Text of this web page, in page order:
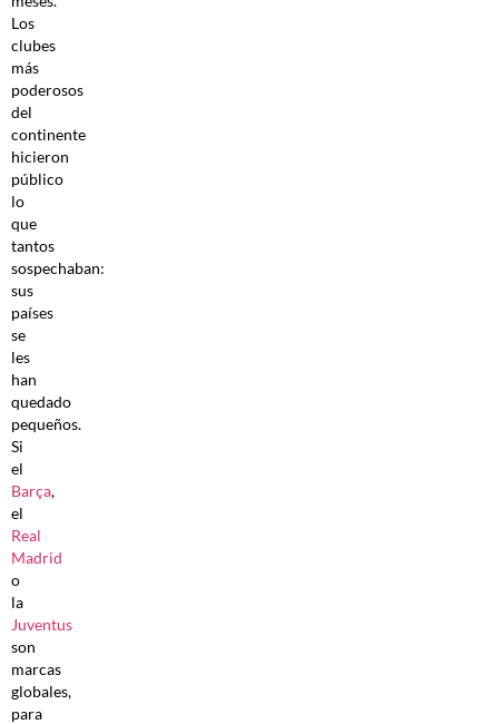
Los
clubes
más
poderosos
del
continente
hicieron
público
lo
que
tantos
sospechaban:
sus
países
se
les
han
quedado
pequeños.
Si
el
Barça,
el
Real
Madrid
o
la
Juventus
son
marcas
globales,
para